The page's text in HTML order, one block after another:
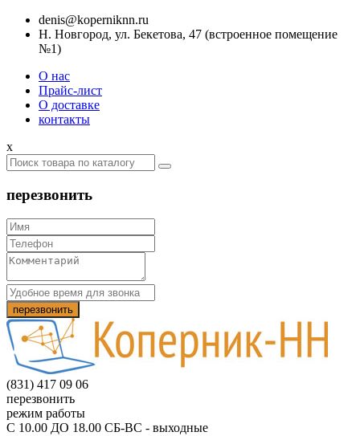
denis@koperniknn.ru
Н. Новгород, ул. Бекетова, 47 (встроенное помещение
№1)
О нас
Прайс-лист
О доставке
контакты
x
перезвонить
(831) 417 09 06
перезвонить
режим работы
С 10.00 ДО 18.00 СБ-ВС - выходные